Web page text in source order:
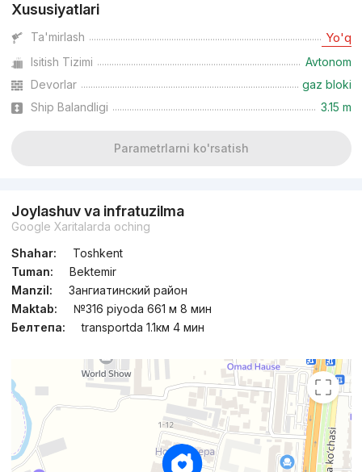
Xususiyatlari
Ta'mirlash Yo'q
Isitish Tizimi
Avtonom
Devorlar
gaz bloki
Ship Balandligi
3.15 m
Parametrlarni ko'rsatish
Joylashuv va infratuzilma
Google Xaritalarda oching
Shahar:
Toshkent
Tuman:
Bektemir
Manzil:
Зангиатинский район
Maktab:
№316 piyoda 661 м 8 мин
Белтепа:
transportda 1.1км 4 мин